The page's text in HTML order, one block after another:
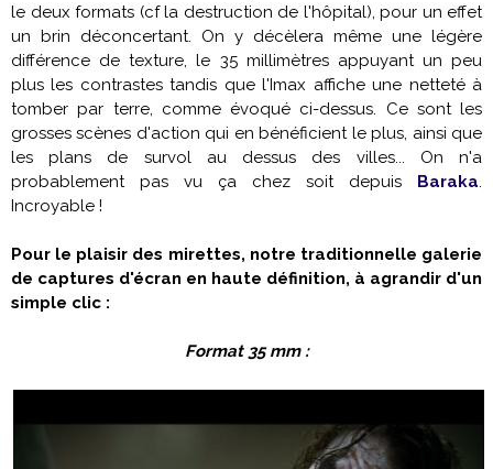
le deux formats (cf la destruction de l'hôpital), pour un effet
un brin déconcertant. On y décèlera même une légère
différence de texture, le 35 millimètres appuyant un peu
plus les contrastes tandis que l'Imax affiche une netteté à
tomber par terre, comme évoqué ci-dessus. Ce sont les
grosses scènes d'action qui en bénéficient le plus, ainsi que
les plans de survol au dessus des villes... On n'a
probablement pas vu ça chez soit depuis Baraka.
Incroyable !
Pour le plaisir des mirettes, notre traditionnelle galerie
de captures d'écran en haute définition, à agrandir d'un
simple clic :
Format 35 mm :